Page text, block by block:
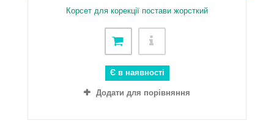
Корсет для корекції постави жорсткий
Є в наявності
Додати для порівняння